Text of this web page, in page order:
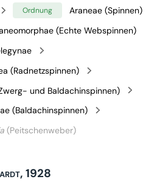
Ordnung Araneae (Spinnen)
(Echte Webspinnen)
(Radnetzspinnen)
und Baldachinspinnen)
(Baldachinspinnen)
(Peitschenweber)
1928